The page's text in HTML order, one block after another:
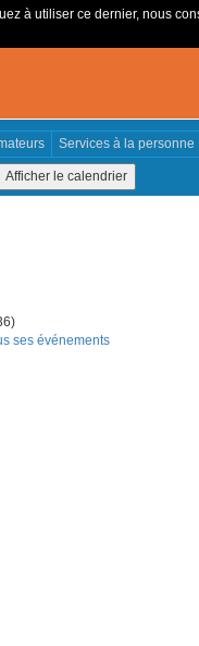
à utiliser ce dernier, nous
Services à la personne
ses événements